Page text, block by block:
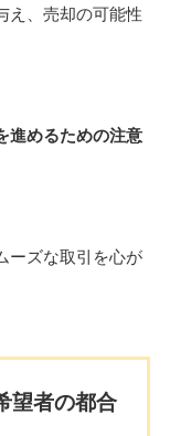
え、売却の可能性
進めるための注意
ーズな取引を心が
望者の都合